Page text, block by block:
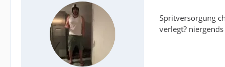
Spritversorgung
verlegt?